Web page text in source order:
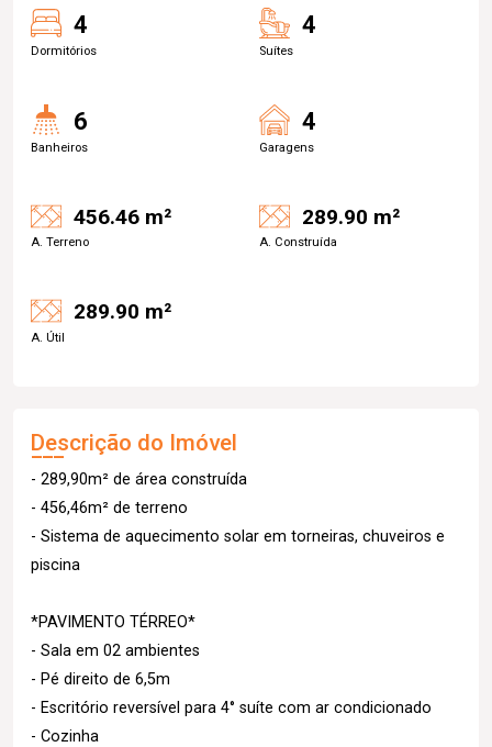
4
Dormitórios
4
Suítes
6
Banheiros
4
Garagens
456.46 m²
A. Terreno
289.90 m²
A. Construída
289.90 m²
A. Útil
Descrição do Imóvel
- 289,90m² de área construída
- 456,46m² de terreno
- Sistema de aquecimento solar em torneiras, chuveiros e
piscina
*PAVIMENTO TÉRREO*
- Sala em 02 ambientes
- Pé direito de 6,5m
- Escritório reversível para 4° suíte com ar condicionado
- Cozinha